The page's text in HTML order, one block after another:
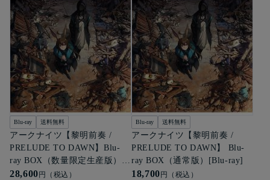
Blu-ray 送料無料
アークナイツ【黎明前奏 /
PRELUDE TO DAWN】Blu-
ray BOX（数量限定生産版））
[Blu-ray]
28,600 円（税込）
Blu-ray 送料無料
アークナイツ【黎明前奏 /
PRELUDE TO DAWN】 Blu-
ray BOX（通常版）[Blu-ray]
18,700 円（税込）